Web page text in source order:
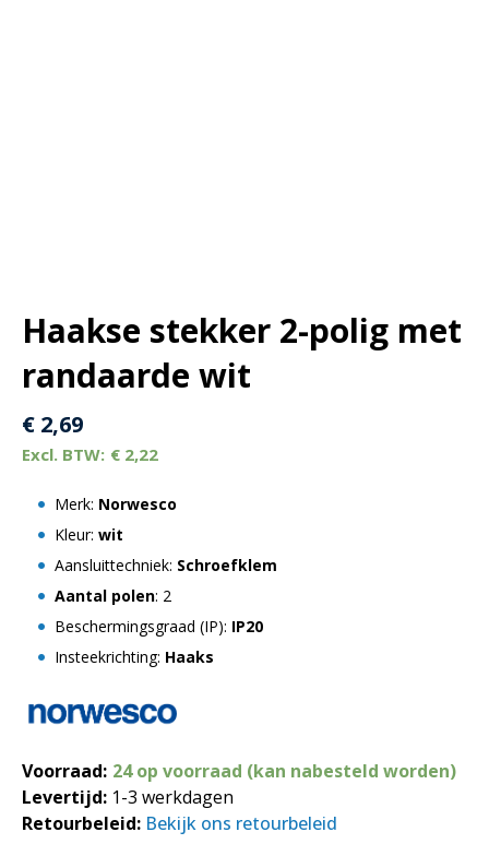
Haakse stekker 2-polig met
randaarde wit
€ 2,69
€ 2,22
Merk: Norwesco
Kleur: wit
Aansluittechniek: Schroefklem
Aantal polen: 2
Beschermingsgraad (IP): IP20
Insteekrichting: Haaks
Voorraad: 24 op voorraad (kan nabesteld worden)
Levertijd: 1-3 werkdagen
Retourbeleid: Bekijk ons retourbeleid